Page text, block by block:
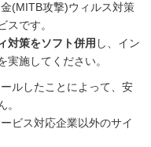
(MITB攻撃)ウィルス対策
スです。
対策をソフト併用 し、イン
実施してください。
ルしたことによって、安
ビス対応企業以外のサイ